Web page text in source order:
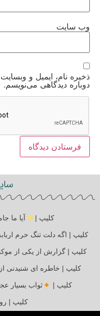
وب‌ سایت
ذخیره نام، ایمیل و
دوباره دیدگاهی می‌نویسم.
کلیپ | آیا ما
کلیپ | اگه دلت تنگ حرم
کلیپ | گزارش از یکی از موکب
کلیپ | خاطره ای شنیدنی
کلیپ | ثواب بسیار
کلیپ |